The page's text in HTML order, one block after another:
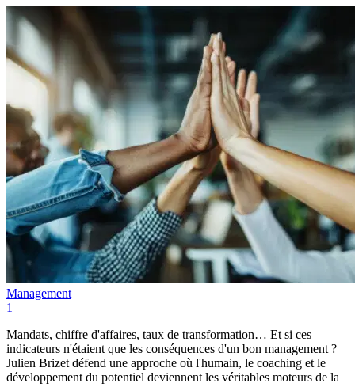
Management
1
Mandats, chiffre d'affaires, taux de transformation… Et si ces
indicateurs n'étaient que les conséquences d'un bon management ?
Julien Brizet défend une approche où l'humain, le coaching et le
développement du potentiel deviennent les véritables moteurs de la